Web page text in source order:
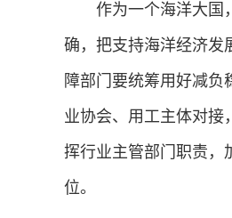
作为一个海洋大国，
确，把支持海洋经济发
障部门要统筹用好减
业协会、用工主体对接
挥行业主管部门职责，
位。